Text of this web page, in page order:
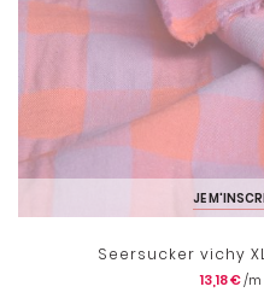
JE
Seersucker vichy
13,18 €